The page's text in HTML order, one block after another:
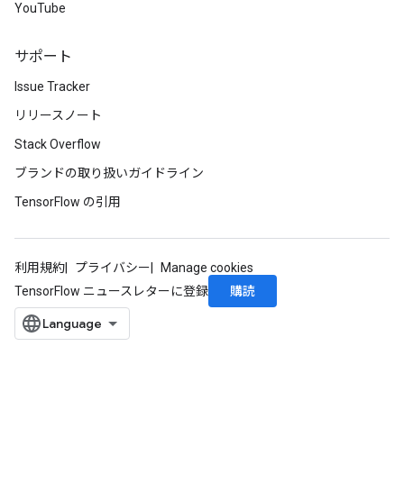
YouTube
サポート
Issue Tracker
リリースノート
Stack Overflow
ブランドの取り扱いガイドライン
TensorFlow の引用
利用規約 プライバシー
Manage cookies
TensorFlow ニュースレターに登録
購読